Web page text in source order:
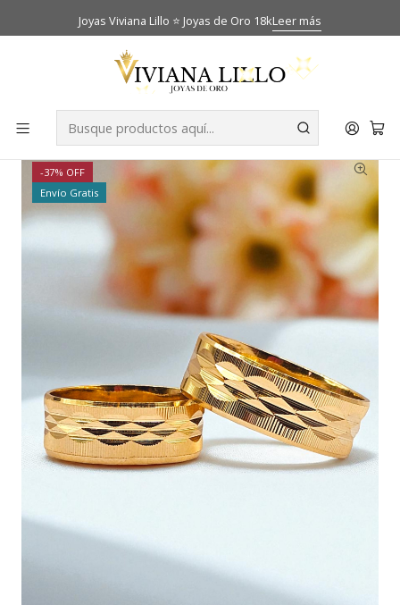
Joyas Viviana Lillo ⭐ Joyas de Oro 18kLeer más
Catálogo Anillos de matrimonio
Argollas de matrimonio talladas hojas centrales 7 mm Oro
-37% OFF
Envío Gratis